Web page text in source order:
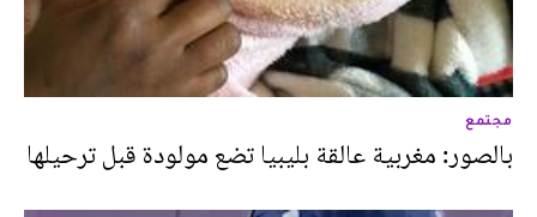
مجتمع
بالصور: مغربية عالقة بليبيا تضع مولودة قبل ترحيلها